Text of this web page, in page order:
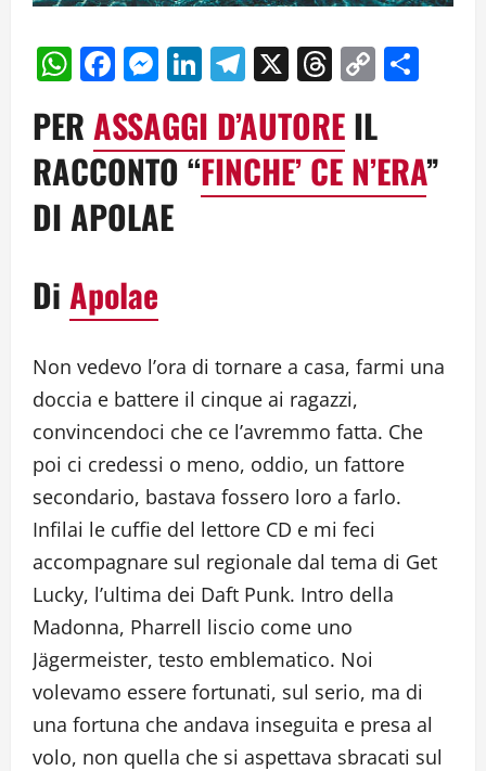
WhatsApp
Facebook
Messenger
LinkedIn
Telegram
X Threads
Copy
PER ASSAGGI D’AUTORE IL
RACCONTO “FINCHE’ CE N’ERA”
DI APOLAE
Di Apolae
Non vedevo l’ora di tornare a casa, farmi una
doccia e battere il cinque ai ragazzi,
convincendoci che ce l’avremmo fatta. Che
poi ci credessi o meno, oddio, un fattore
secondario, bastava fossero loro a farlo.
Infilai le cuffie del lettore CD e mi feci
accompagnare sul regionale dal tema di Get
Lucky, l’ultima dei Daft Punk. Intro della
Madonna, Pharrell liscio come uno
Jägermeister, testo emblematico. Noi
volevamo essere fortunati, sul serio, ma di
una fortuna che andava inseguita e presa al
volo, non quella che si aspettava sbracati sul